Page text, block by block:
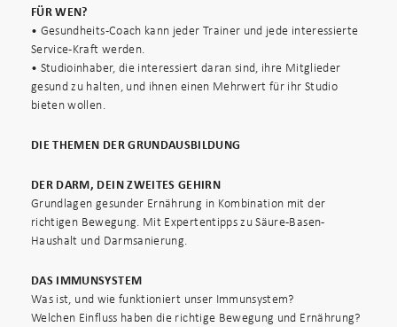
FÜR WEN?
• Gesundheits-Coach kann jeder Trainer und jede interessierte
Service-Kraft werden.
• Studioinhaber, die interessiert daran sind, ihre Mitglieder
gesund zu halten, und ihnen einen Mehrwert für ihr Studio
bieten wollen.
DIE THEMEN DER GRUNDAUSBILDUNG
DER DARM, DEIN ZWEITES GEHIRN
Grundlagen gesunder Ernährung in Kombination mit der
richtigen Bewegung. Mit Expertentipps zu Säure-Basen-
Haushalt und Darmsanierung.
DAS IMMUNSYSTEM
Was ist, und wie funktioniert unser Immunsystem?
Welchen Einfluss haben die richtige Bewegung und Ernährung?